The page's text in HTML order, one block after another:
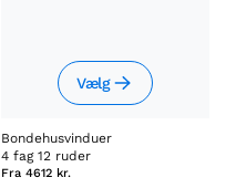
Vælg
Bondehusvinduer
4 fag 12 ruder
Fra 4612 kr.